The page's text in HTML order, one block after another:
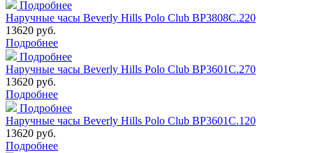
Подробнее
Наручные часы Beverly Hills Polo Club BP3808C.220
13620 руб.
Подробнее
Подробнее
Наручные часы Beverly Hills Polo Club BP3601C.270
13620 руб.
Подробнее
Подробнее
Наручные часы Beverly Hills Polo Club BP3601C.120
13620 руб.
Подробнее